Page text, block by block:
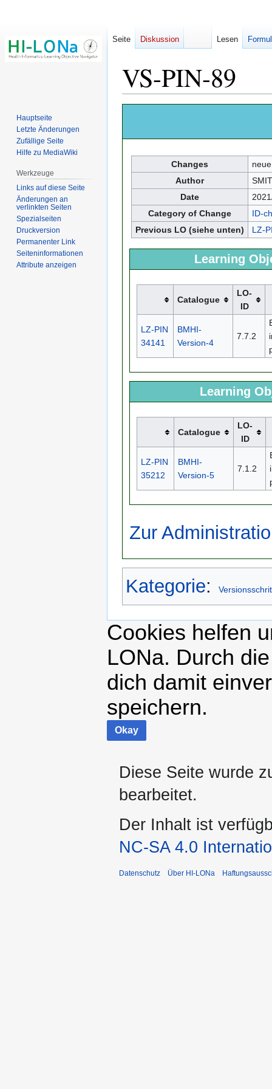
VS-PIN-89
springen
springen
Changes
Author
Date
Category of Change
ID-
Previous LO (siehe unten)
LZ-
Learning
Catalogue
LO-
ID
LZ-PIN
34141
BMHI-
Version-4
7.7.2
Learning
Catalogue
LO-
ID
LZ-PIN
35212
BMHI-
Version-5
7.1.2
Zur
Kategorie:
Cookies helfen
LONa. Durch
dich damit
speichern.
Okay
Seite Diskussion Lesen
Hauptseite
Letzte Änderungen
Zufällige Seite
Hilfe zu MediaWiki
Werkzeuge
Links auf diese Seite
Änderungen an
verlinkten Seiten
Spezialseiten
Druckversion
Permanenter Link
Seiten­­informationen
Attribute anzeigen
Diese Seite wurde
bearbeitet.
Der Inhalt ist
NC-SA 4.0
Datenschutz Über HI-LONa